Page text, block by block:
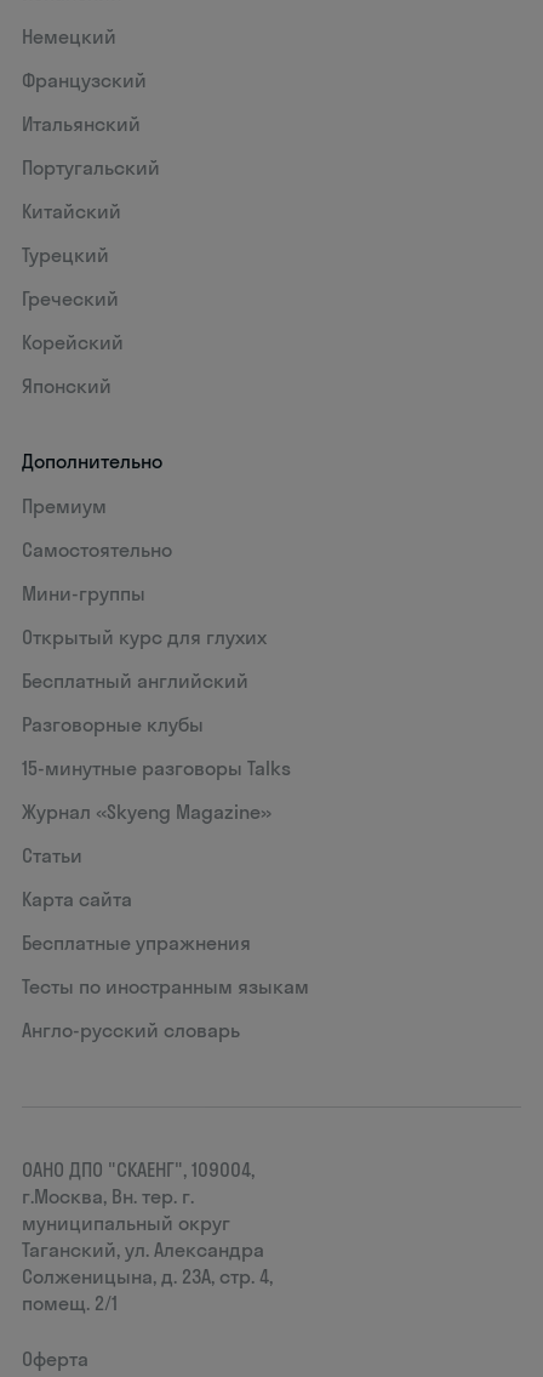
Немецкий
Французский
Итальянский
Португальский
Китайский
Турецкий
Греческий
Корейский
Японский
Дополнительно
Премиум
Самостоятельно
Мини-группы
Открытый курс для глухих
Бесплатный английский
Разговорные клубы
15‑минутные разговоры Talks
Журнал «Skyeng Magazine»
Статьи
Карта сайта
Бесплатные упражнения
Тесты по иностранным языкам
Англо-русский словарь
ОАНО ДПО "СКАЕНГ", 109004,
г.Москва, Вн. тер. г.
муниципальный округ
Таганский, ул. Александра
Солженицына, д. 23А, стр. 4,
помещ. 2/1
Оферта